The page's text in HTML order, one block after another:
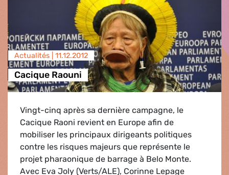
Actualités | 11.12.2012
Cacique Raouni
Vingt-cinq après sa dernière campagne, le
Cacique Raoni revient en Europe afin de
mobiliser les principaux dirigeants politiques
contre les risques majeurs que représente le
projet pharaonique de barrage à Belo Monte.
Avec Eva Joly (Verts/ALE), Corinne Lepage